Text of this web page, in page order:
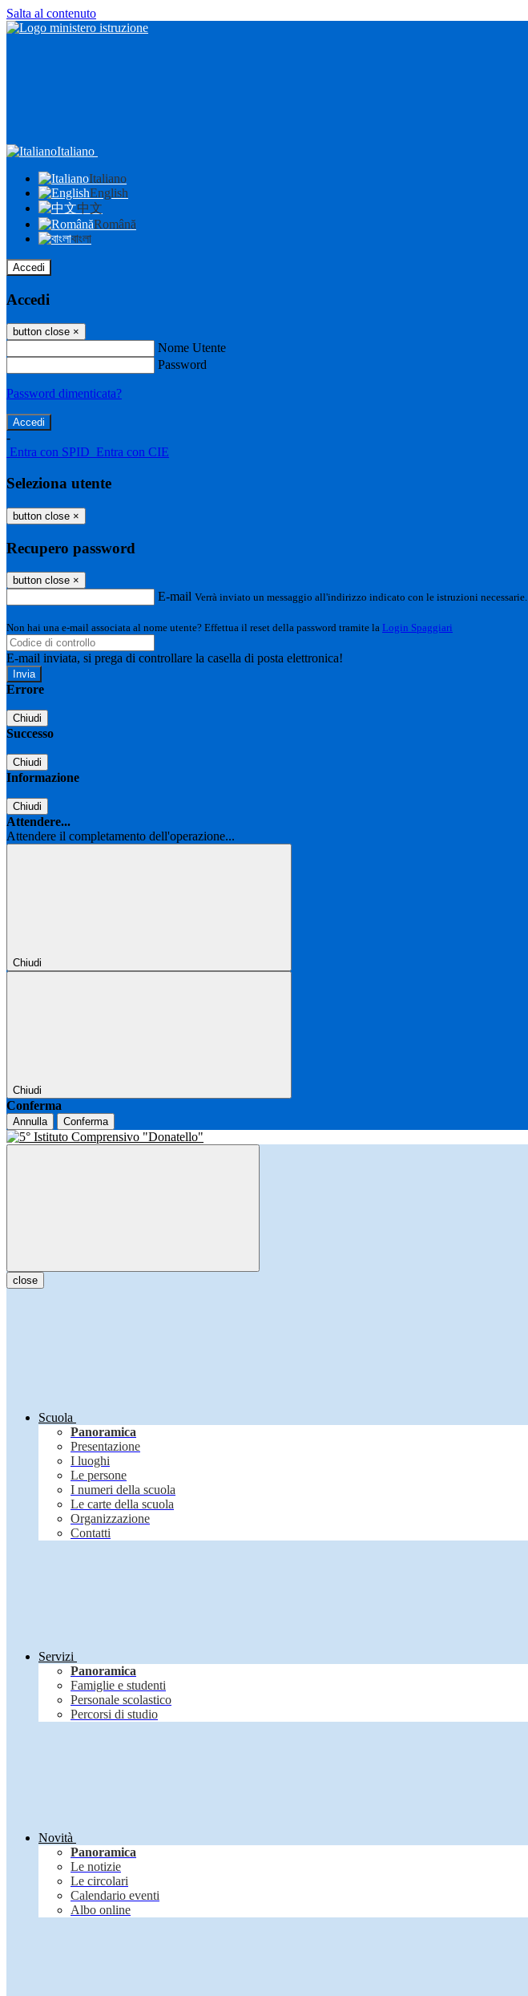
Salta al contenuto
Italiano
Italiano
English
中文
Română
বাংলা
Accedi
Accedi
button close ×
Nome Utente
Password
Password dimenticata?
-
Entra con SPID Entra con CIE
Seleziona utente
button close ×
Recupero password
button close ×
E-mail Verrà inviato un messaggio all'indirizzo indicato con le istruzioni necessarie.
Non hai una e-mail associata al nome utente? Effettua il reset della password tramite la Login Spaggiari
E-mail inviata, si prega di controllare la casella di posta elettronica!
Errore
Chiudi
Successo
Chiudi
Informazione
Chiudi
Attendere...
Attendere il completamento dell'operazione...
Chiudi
Chiudi
Conferma
Annulla Conferma
close
Scuola
Panoramica
Presentazione
I luoghi
Le persone
I numeri della scuola
Le carte della scuola
Organizzazione
Contatti
Servizi
Panoramica
Famiglie e studenti
Personale scolastico
Percorsi di studio
Novità
Panoramica
Le notizie
Le circolari
Calendario eventi
Albo online